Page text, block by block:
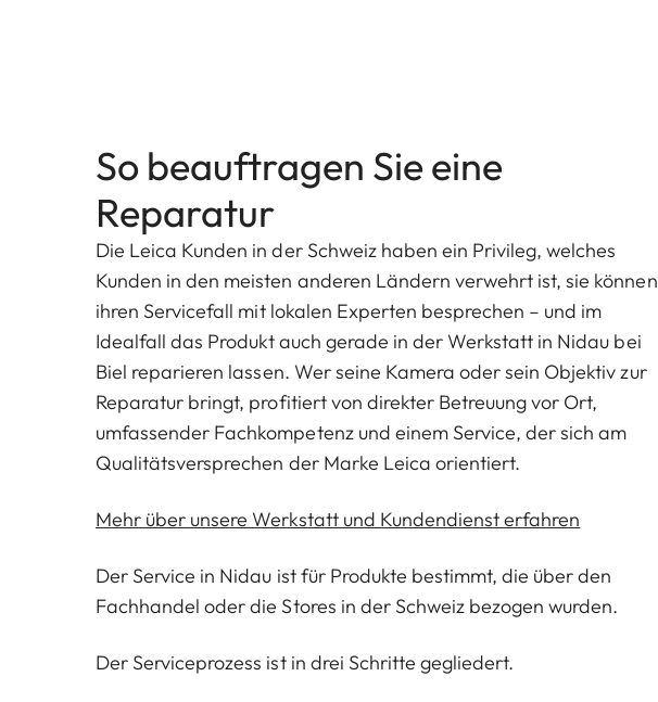
So beauftragen Sie eine
Reparatur
Die Leica Kunden in der Schweiz haben ein Privileg, welches
Kunden in den meisten anderen Ländern verwehrt ist, sie können
ihren Servicefall mit lokalen Experten besprechen – und im
Idealfall das Produkt auch gerade in der Werkstatt in Nidau bei
Biel reparieren lassen. Wer seine Kamera oder sein Objektiv zur
Reparatur bringt, profitiert von direkter Betreuung vor Ort,
umfassender Fachkompetenz und einem Service, der sich am
Qualitätsversprechen der Marke Leica orientiert.
Mehr über unsere Werkstatt und Kundendienst erfahren
Der Service in Nidau ist für Produkte bestimmt, die über den
Fachhandel oder die Stores in der Schweiz bezogen wurden.
Der Serviceprozess ist in drei Schritte gegliedert.